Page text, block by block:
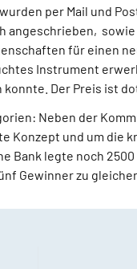
per Mail und
angeschrieben,
für einen
Instrument
Der Preis ist
Neben der
und um die
Bank legte noch
Gewinner zu